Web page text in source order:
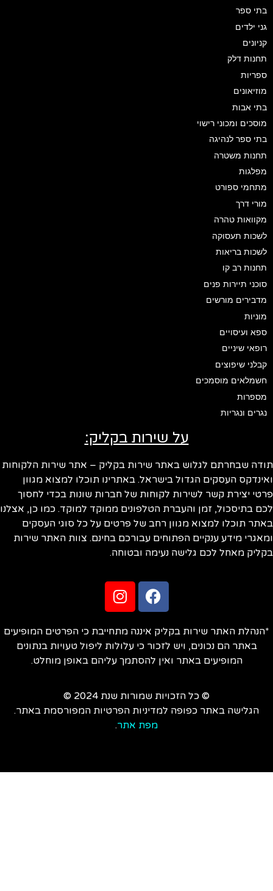
בתי ספר
גני ילדים
קניונים
תחנות דלק
ספריות
מוזיאונים
בתי אבות
מוסכים ומכוני רישוי
בתי ספר לנהיגה
תחנות משטרה
מפלגות
מתחמי ספורט
מורי דרך
מקוואות טהרה
לשכות תעסוקה
לשכות בריאות
תחנות רב קו
סוכני תיירות פנים
מדבירים מורשים
מוניות
ספא ועיסויים
רופאי שיניים
קבלני שיפוצים
חשמלאים מוסמכים
מספרות
נגרים ונגריות
על שירות בקליק:
שבחרתם לגלוש באתר שירות בקליק – אתר שירות הלקוחות
העסקים הגדול בישראל. באתרינו תוכלו למצוא מגוון
יצירת קשר לשירות לקוחות של חברות שונות בכדי לחסוך
בתיסכול, זמן והעברת הטלפונים ממוקד למוקד. כמו כן, אצלנו
תוכלו למצוא מגוון רחב של פרטים על כל סוגי העסקים
מידע ענקיים הפתוחים עבורכם בחינם. צוות האתר שירות
מאחל לכם גלישה נעימה ובטוחה.
האתר שירות בקליק איננה מתחייבת כי הפרטים המופיעים
באתר הם נכונים, ויש לזכור כי עלולות ליפול טעויות בנתונים
המופיעים באתר ואין להסתמך עליהם באופן מוחלט.
© כל הזכויות שמורות שנת 2024 ©
הגלישה באתר כפופה למדיניות הפרטיות המפורסמת באתר.
מפת אתר.